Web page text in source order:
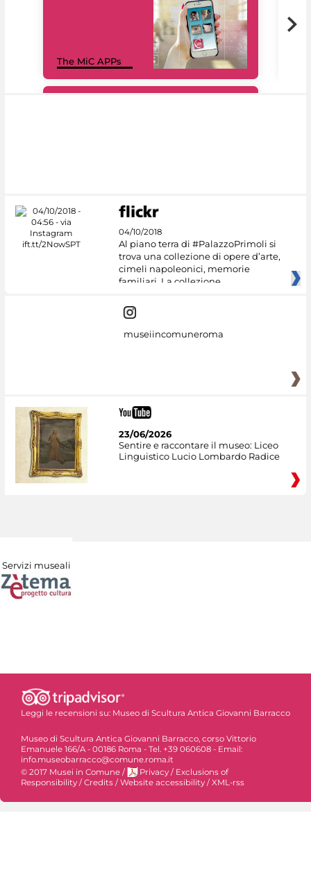
The MiC APPs
04/10/2018
Al piano terra di #PalazzoPrimoli si
trova una collezione di opere d’arte,
cimeli napoleonici, memorie
familiari. La collezione
museiincomuneroma
23/06/2026
Sentire e raccontare il museo: Liceo
Linguistico Lucio Lombardo Radice
Servizi museali
Leggi le recensioni su: Museo di Scultura Antica Giovanni Barracco
Museo di Scultura Antica Giovanni Barracco, corso Vittorio
Emanuele 166/A - 00186 Roma - Tel. +39 060608 - Email:
info.museobarracco@comune.roma.it
© 2017 Musei in Comune / Privacy / Exclusions of
Responsibility /Credits /Website accessibility /XML-rss